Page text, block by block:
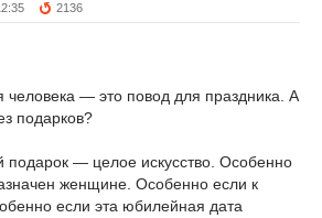
2136
― это повод для праздника. А
подарков?
подарок ― целое искусство. Особенно
женщине. Особенно если к
если эта юбилейная дата